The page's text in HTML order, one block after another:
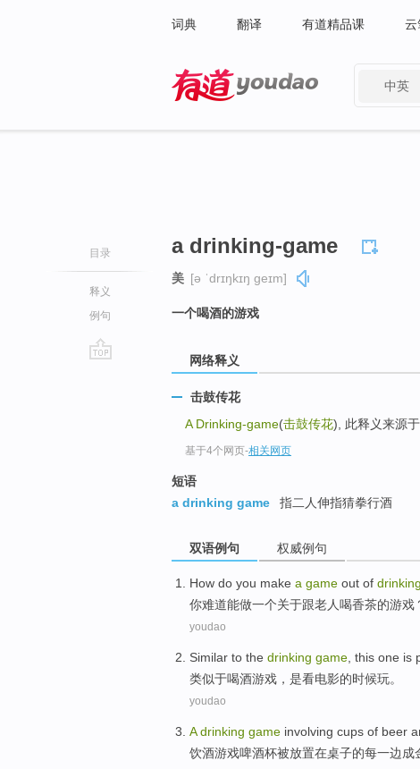
词典 翻译 有道精品课 云
中英
目录
释义
例句
a drinking-game
美 [ə ˈdrɪŋkɪŋ ɡeɪm]
一个喝酒的游戏
网络释义
击鼓传花
A Drinking-game(击鼓传花), 此释义来源于
基于4个网页-相关网页
短语
a drinking game
指二人伸指猜拳行酒
双语例句 权威例句
How do you make a game out of drinking
你难道能做一个关于跟老人喝香茶的游戏
youdao
Similar to the drinking game , this one is
类似于喝酒游戏 ， 是看电影的时候玩。
youdao
Adrinking game involving cups of beer
饮酒游戏啤酒杯被放置在桌子的每一边成